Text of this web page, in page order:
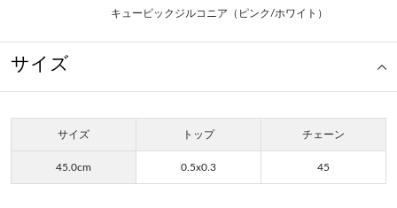
キュービックジルコニア（ピンク/ホワイト）
サイズ
サイズ トップ チェーン
45.0cm 0.5x0.3 45